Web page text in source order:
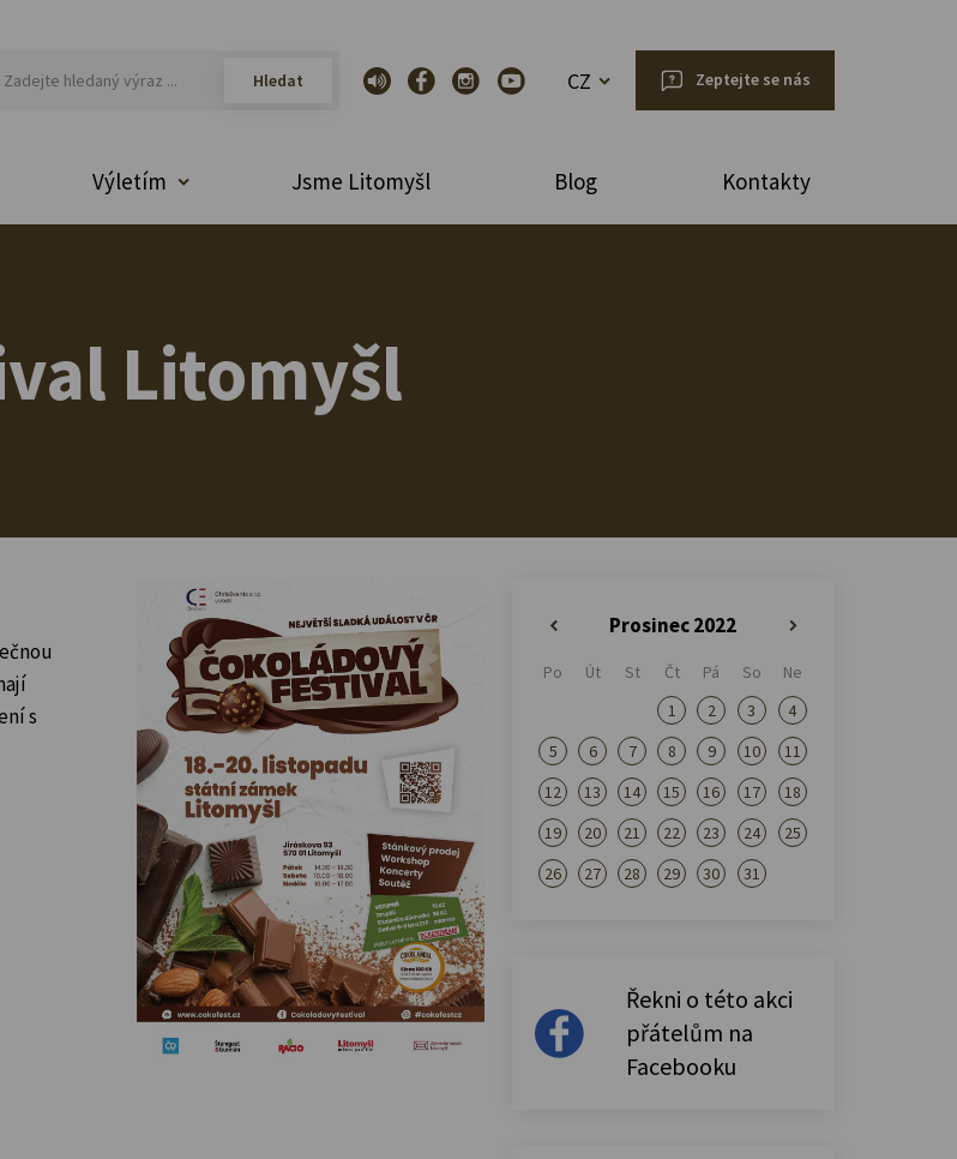
CZ Zeptejte se nás
Výletím Jsme Litomyšl Blog Kontakty
Litomyšl
s
Prosinec 2022
»
Po Út St Čt Pá So
Ne
1
2 3
4
5
6 7 8 9 10
11
12
13 14 15 16 17
18
19
20 21 22 23 24
25
26
27 28 29 30 31
Řekni o této akci
přátelům na
Facebooku